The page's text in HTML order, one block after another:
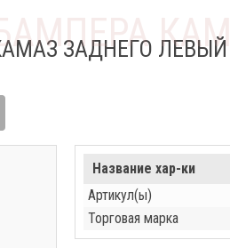
ЗАДНЕГО
Название хар-ки
Артикул(ы)
Торговая марка